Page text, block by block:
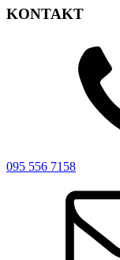
KONTAKT
095 556 7158